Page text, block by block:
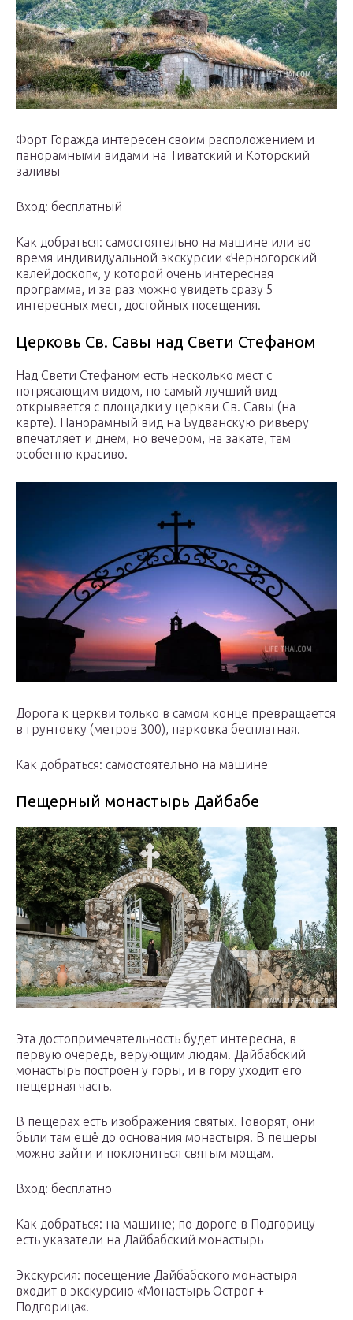
Форт Горажда интересен своим расположением и
панорамными видами на Тиватский и Которский
заливы
Вход: бесплатный
Как добраться: самостоятельно на машине или во
время индивидуальной экскурсии «Черногорский
калейдоскоп«, у которой очень интересная
программа, и за раз можно увидеть сразу 5
интересных мест, достойных посещения.
Церковь Св. Савы над Свети Стефаном
Над Свети Стефаном есть несколько мест с
потрясающим видом, но самый лучший вид
открывается с площадки у церкви Св. Савы (на
карте). Панорамный вид на Будванскую ривьеру
впечатляет и днем, но вечером, на закате, там
особенно красиво.
Дорога к церкви только в самом конце превращается
в грунтовку (метров 300), парковка бесплатная.
Как добраться: самостоятельно на машине
Пещерный монастырь Дайбабе
Эта достопримечательность будет интересна, в
первую очередь, верующим людям. Дайбабский
монастырь построен у горы, и в гору уходит его
пещерная часть.
В пещерах есть изображения святых. Говорят, они
были там ещё до основания монастыря. В пещеры
можно зайти и поклониться святым мощам.
Вход: бесплатно
Как добраться: на машине; по дороге в Подгорицу
есть указатели на Дайбабский монастырь
Экскурсия: посещение Дайбабского монастыря
входит в экскурсию «Монастырь Острог +
Подгорица«.